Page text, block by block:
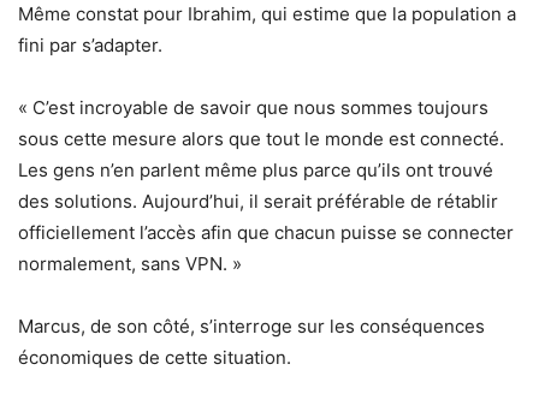
Même constat pour Ibrahim, qui estime que la population a
fini par s’adapter.
« C’est incroyable de savoir que nous sommes toujours
sous cette mesure alors que tout le monde est connecté.
Les gens n’en parlent même plus parce qu’ils ont trouvé
des solutions. Aujourd’hui, il serait préférable de rétablir
officiellement l’accès afin que chacun puisse se connecter
normalement, sans VPN. »
Marcus, de son côté, s’interroge sur les conséquences
économiques de cette situation.